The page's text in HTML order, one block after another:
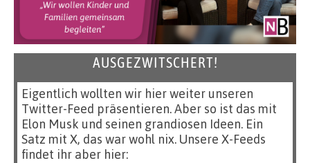
AUSGEZWITSCHERT!
Eigentlich wollten wir hier weiter unseren
Twitter-Feed präsentieren. Aber so ist das mit
Elon Musk und seinen grandiosen Ideen. Ein
Satz mit X, das war wohl nix. Unsere X-Feeds
findet ihr aber hier: